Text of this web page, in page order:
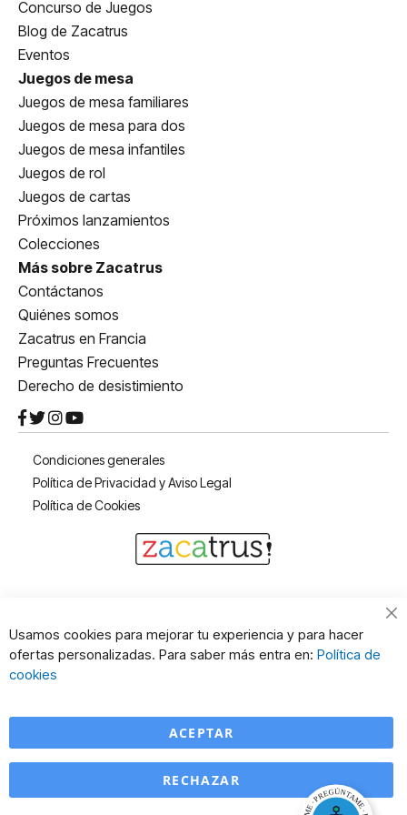
Concurso de Juegos
Blog de Zacatrus
Eventos
Juegos de mesa
Juegos de mesa familiares
Juegos de mesa para dos
Juegos de mesa infantiles
Juegos de rol
Juegos de cartas
Próximos lanzamientos
Colecciones
Más sobre Zacatrus
Contáctanos
Quiénes somos
Zacatrus en Francia
Preguntas Frecuentes
Derecho de desistimiento
Condiciones generales
Política de Privacidad y Aviso Legal
Política de Cookies
Usamos cookies para mejorar tu experiencia y para hacer
ofertas personalizadas. Para saber más entra en: Política de
cookies
ACEPTAR
RECHAZAR